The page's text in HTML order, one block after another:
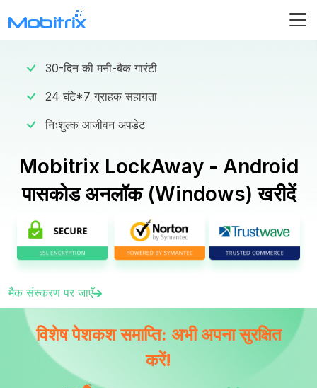
30-दिन की मनी-बैक गारंटी
24 घंटे*7 ग्राहक सहायता
निःशुल्क आजीवन अपडेट
Mobitrix LockAway - Android
पासकोड अनलॉक (Windows) खरीदें
मैक संस्करण पर जाएँ
विशेष पेशकश समाप्ति: अभी अपना सुरक्षित
करें!